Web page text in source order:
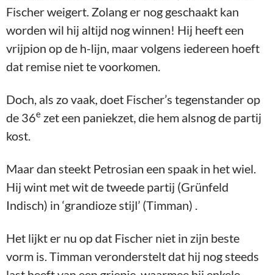
Fischer weigert. Zolang er nog geschaakt kan
worden wil hij altijd nog winnen! Hij heeft een
vrijpion op de h-lijn, maar volgens iedereen hoeft
dat remise niet te voorkomen.
Doch, als zo vaak, doet Fischer’s tegenstander op
de 36e zet een paniekzet, die hem alsnog de partij
kost.
Maar dan steekt Petrosian een spaak in het wiel.
Hij wint met wit de tweede partij (Grünfeld
Indisch) in ‘grandioze stijl’ (Timman) .
Het lijkt er nu op dat Fischer niet in zijn beste
vorm is. Timman veronderstelt dat hij nog steeds